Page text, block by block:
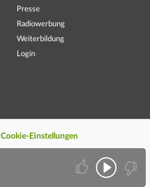
Presse
Radiowerbung
Weiterbildung
Login
Cookie-Einstellungen